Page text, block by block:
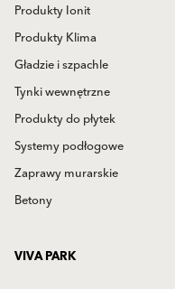
Produkty Ionit
Produkty Klima
Gładzie i szpachle
Tynki wewnętrzne
Produkty do płytek
Systemy podłogowe
Zaprawy murarskie
Betony
VIVA PARK